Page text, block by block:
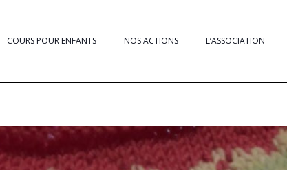
COURS POUR ENFANTS NOS ACTIONS L’ASSOCIATION